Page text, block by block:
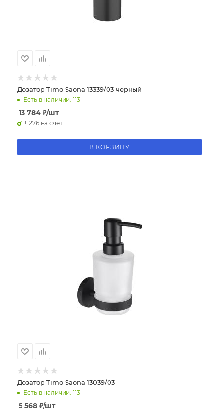
Дозатор Timo Saona 13339/03 черный
Есть в наличии: 113
13 784 ₽/шт
+ 276 на счет
В КОРЗИНУ
Дозатор Timo Saona 13039/03
Есть в наличии: 113
5 568 ₽/шт